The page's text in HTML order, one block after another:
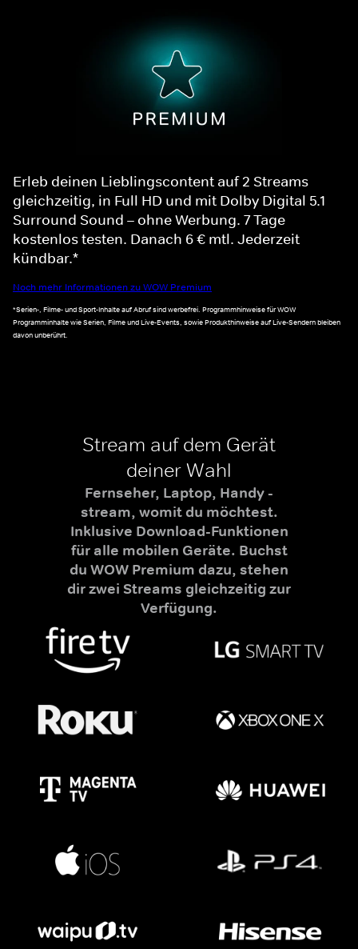
Erleb deinen Lieblingscontent auf 2 Streams
gleichzeitig, in Full HD und mit Dolby Digital 5.1
Surround Sound – ohne Werbung. 7 Tage
kostenlos testen. Danach 6 € mtl. Jederzeit
kündbar.*
Noch mehr Informationen zu WOW Premium
*Serien-, Filme- und Sport-Inhalte auf Abruf sind werbefrei. Programmhinweise für WOW
Programminhalte wie Serien, Filme und Live-Events, sowie Produkthinweise auf Live-Sendern bleiben
davon unberührt.
Stream auf dem Gerät
deiner Wahl
Fernseher, Laptop, Handy -
stream, womit du möchtest.
Inklusive Download-Funktionen
für alle mobilen Geräte. Buchst
du WOW Premium dazu, stehen
dir zwei Streams gleichzeitig zur
Verfügung.